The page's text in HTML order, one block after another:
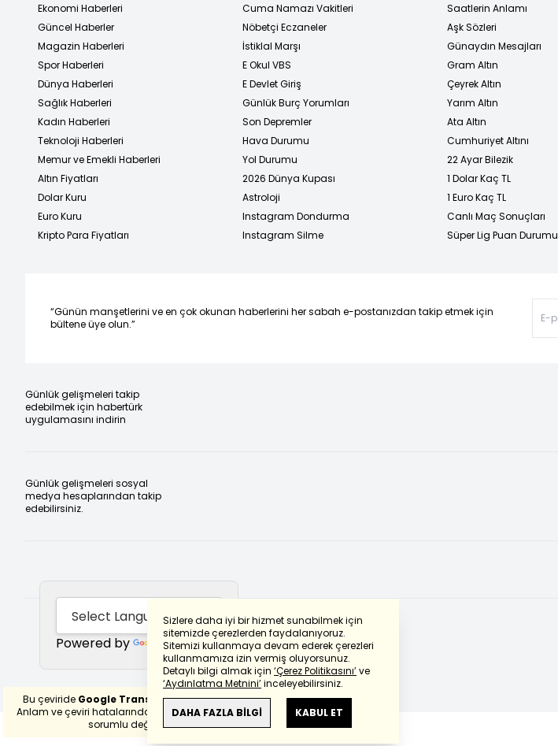
Sizlere daha iyi bir hizmet sunabilmek için
sitemizde çerezlerden faydalanıyoruz.
Sitemizi kullanmaya devam ederek çerezleri
kullanmamıza izin vermiş oluyorsunuz.
Detaylı bilgi almak için ‘Çerez Politikasını’ve
‘Aydınlatma Metnini’inceleyebilirsiniz.
DAHA FAZLA BİLGİ KABUL ET
Ekonomi Haberleri
Güncel Haberler
Magazin Haberleri
Spor Haberleri
Dünya Haberleri
Sağlık Haberleri
Kadın Haberleri
Teknoloji Haberleri
Memur ve Emekli Haberleri
Altın Fiyatları
Dolar Kuru
Euro Kuru
Kripto Para Fiyatları
Cuma Namazı Vakitleri
Nöbetçi Eczaneler
İstiklal Marşı
E Okul VBS
E Devlet Giriş
Günlük Burç Yorumları
Son Depremler
Hava Durumu
Yol Durumu
2026 Dünya Kupası
Astroloji
Instagram Dondurma
Instagram Silme
Saatlerin Anlamı
Aşk Sözleri
Günaydın Mesajları
Gram Altın
Çeyrek Altın
Yarım Altın
Ata Altın
Cumhuriyet Altını
22 Ayar Bilezik
1 Dolar Kaç TL
1 Euro Kaç TL
Canlı Maç Sonuçları
Süper Lig Puan Durumu
“Günün manşetlerini ve en çok okunan haberlerini her sabah e-postanızdan takip etmek için
bültene üye olun.”
Günlük gelişmeleri takip
edebilmek için habertürk
uygulamasını indirin
Günlük gelişmeleri sosyal
medya hesaplarından takip
edebilirsiniz.
Powered by Translate
Bu çeviride Google Transletekullanılmıştır.
Anlam ve çeviri hatalarından
haberturk.com
sorumlu değildir.